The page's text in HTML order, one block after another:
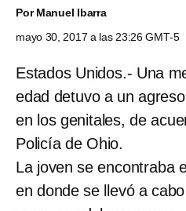
PorManuel Ibarra
mayo 30, 2017 a las 23:26 GMT-5
Estados Unidos.- Una
edad detuvo a un
en los genitales, de
Policía de Ohio.
La joven se encontraba
en donde se llevó a